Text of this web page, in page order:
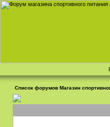
Список форумов Магазин